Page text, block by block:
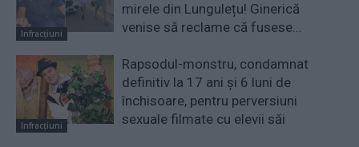
Infracțiuni
mirele din Lungulețu! Ginerică
venise să reclame că fusese...
Infracțiuni
Rapsodul-monstru, condamnat
definitiv la 17 ani și 6 luni de
închisoare, pentru perversiuni
sexuale filmate cu elevii săi